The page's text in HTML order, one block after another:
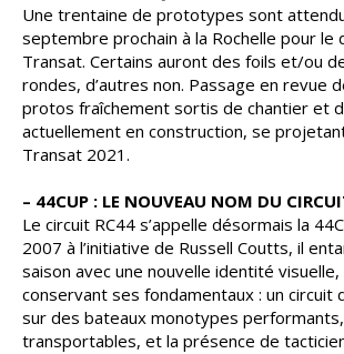
Une trentaine de prototypes sont
septembre prochain à la Rochelle pour le
Transat. Certains auront des foils et/ou
rondes, d’autres non. Passage en revue
protos fraîchement sortis de chantier et
actuellement en construction, se
Transat 2021.
– 44CUP : LE NOUVEAU NOM DU
Le circuit RC44 s’appelle désormais la
2007 à l’initiative de Russell Coutts, il
saison avec une nouvelle identité
conservant ses fondamentaux : un circuit
sur des bateaux monotypes
transportables, et la présence de